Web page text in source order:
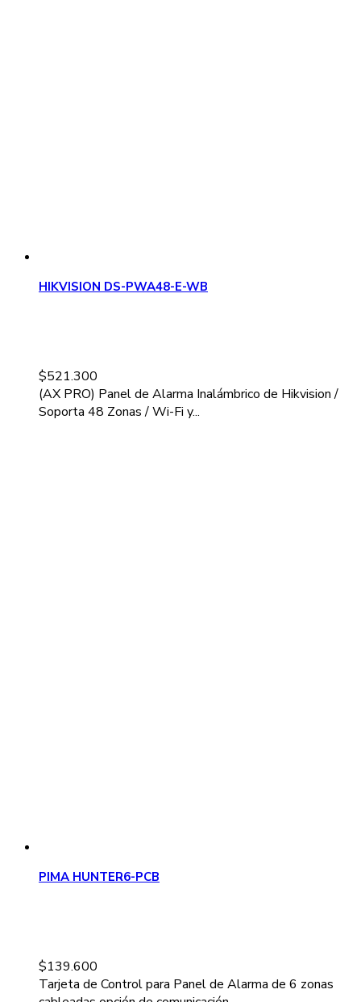
HIKVISION DS-PWA48-E-WB
$521.300
(AX PRO) Panel de Alarma Inalámbrico de Hikvision /
Soporta 48 Zonas / Wi-Fi y...
PIMA HUNTER6-PCB
$139.600
Tarjeta de Control para Panel de Alarma de 6 zonas